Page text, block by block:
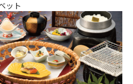
ット